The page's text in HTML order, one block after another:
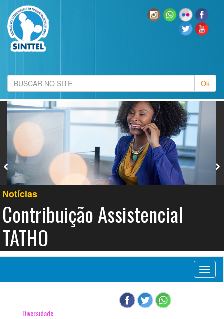
Notícias
Contribuição Assistencial
TATHO
Diversidade